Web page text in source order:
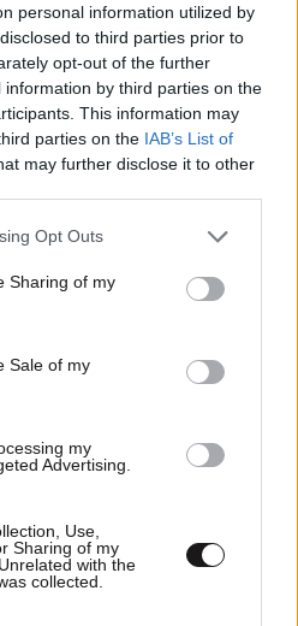
personal information utilized by
to third parties prior to
opt-out of the further
by third parties on the
This information may
parties on the IAB’s List of
may further disclose it to other
app uses one or more Google
behaviour. You may click to
and its third-party tags to
purposes in below Google
Opt Outs
Sharing of my
Sale of my
my
Advertising.
Use,
Sharing of my
with the
collected.
αλλά και ως τροφή.